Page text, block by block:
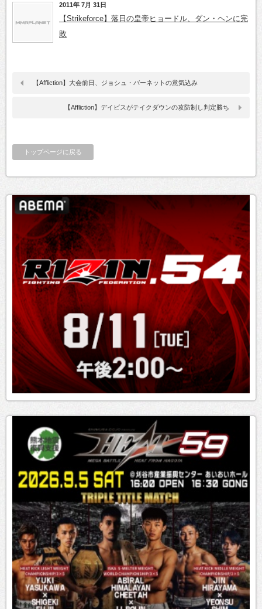
2011年 7月 31日
【Strikeforce】落日の皇帝ヒョードル、ダン・ヘンに完
敗
【Affliction】大会前日、ジョシュ・バーネットの意気込み
【Affliction】デイビスがテイクダウンの攻防制し判定勝ち
トップページに戻る